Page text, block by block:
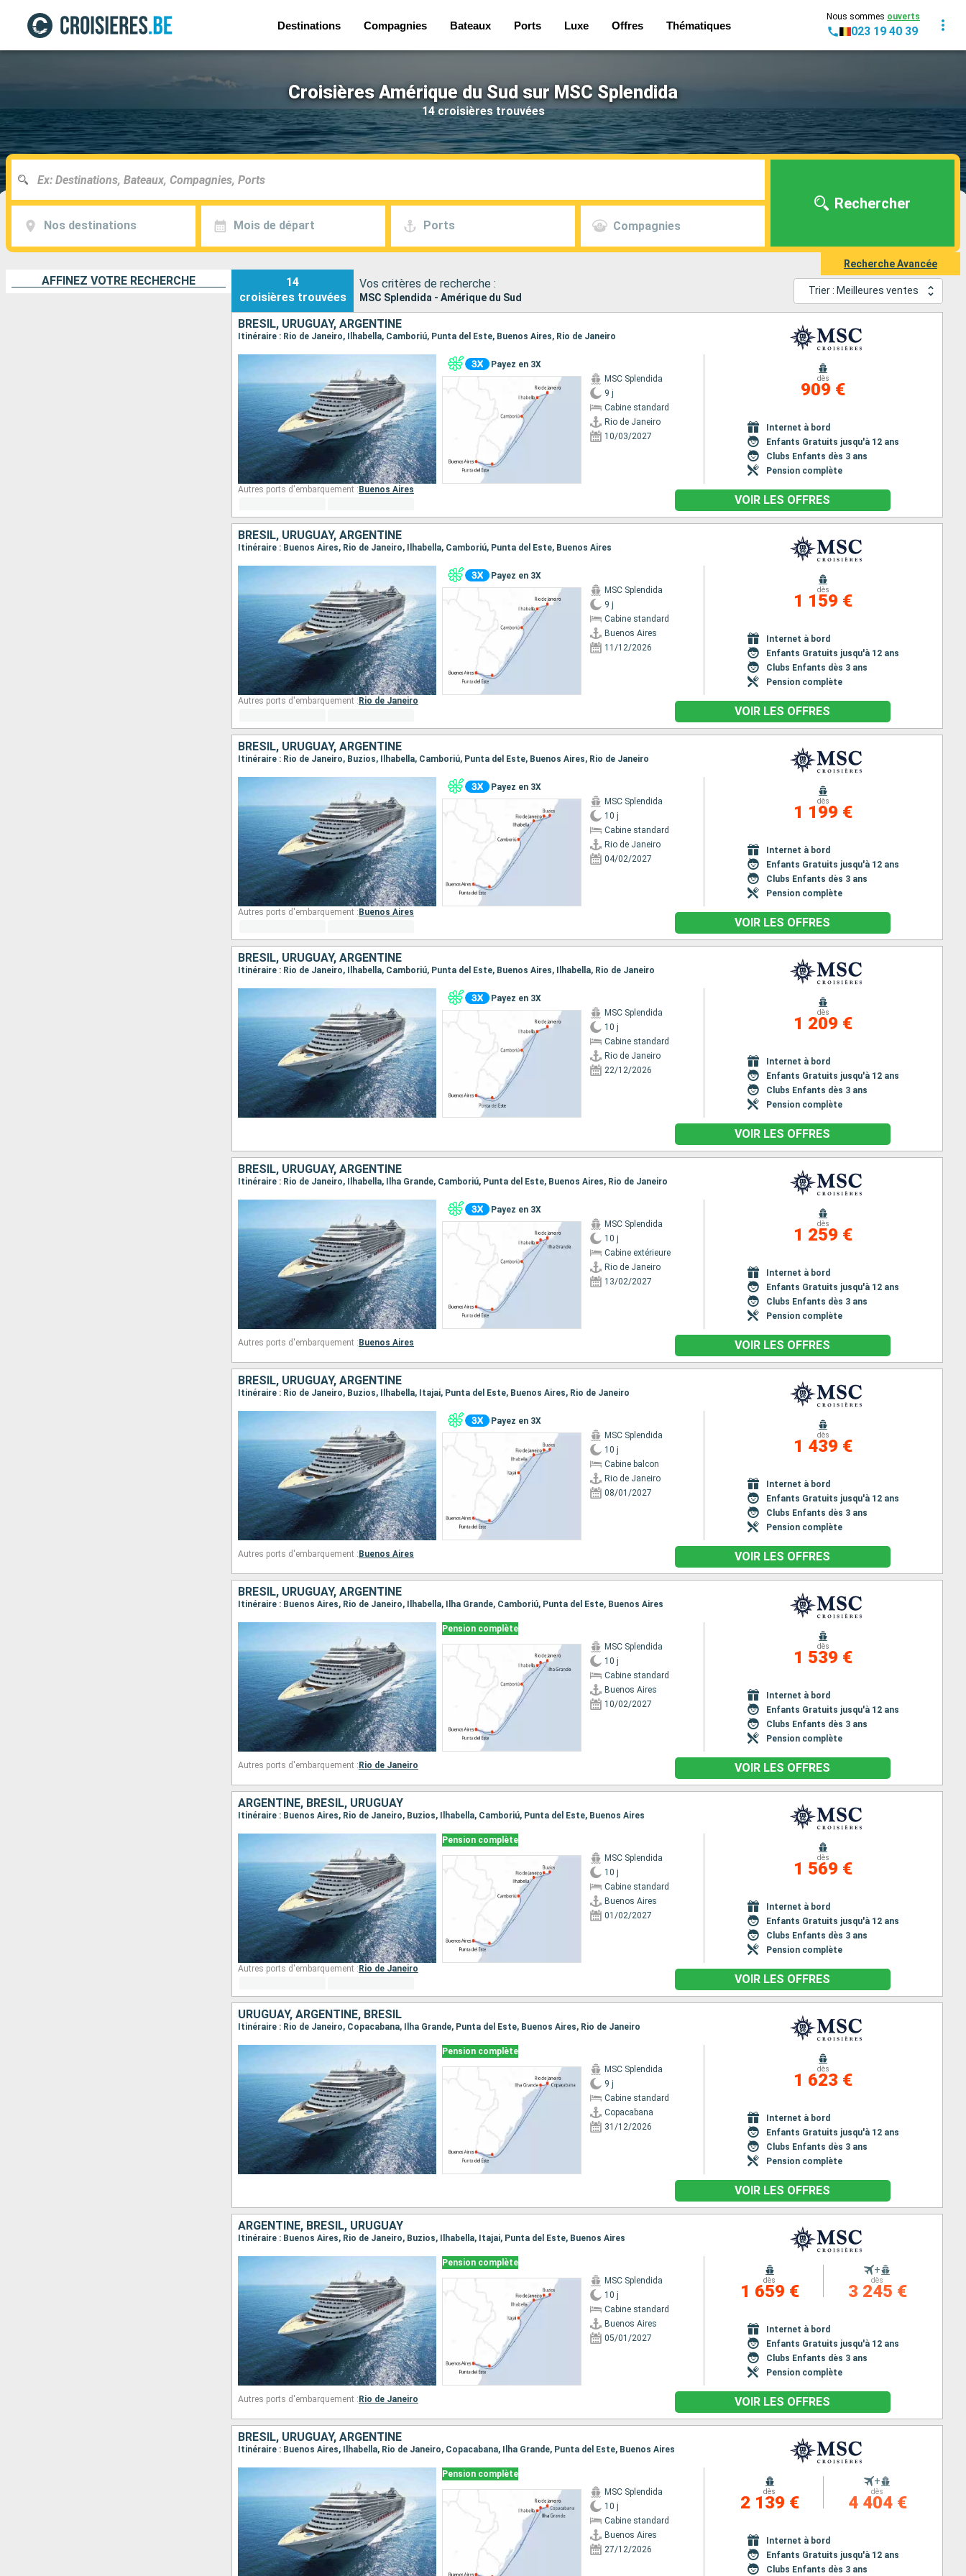
Destinations Compagnies Bateaux Ports Luxe Offres Thématiques
Nous sommes ouverts
023 19 40 39
Croisières Amérique du Sud sur MSC Splendida
14 croisières trouvées
Nos destinations Mois de départ Ports Compagnies
Rechercher
Recherche Avancée
AFFINEZ VOTRE RECHERCHE
14
croisières trouvées
Vos critères de recherche :
MSC Splendida - Amérique du Sud
Trier : Meilleures ventes
BRÉSIL, URUGUAY, ARGENTINE
Itinéraire : Rio de Janeiro, Ilhabella, Camboriú, Punta del Este, Buenos Aires, Rio de Janeiro
Payez en 3X
MSC Splendida
9 j
Cabine standard
Rio de Janeiro
10/03/2027
dès
909 €
Internet à bord
Enfants Gratuits jusqu'à 12 ans
Clubs Enfants dès 3 ans
Pension complète
Autres ports d'embarquement : Buenos Aires
VOIR LES OFFRES
BRÉSIL, URUGUAY, ARGENTINE
Itinéraire : Buenos Aires, Rio de Janeiro, Ilhabella, Camboriú, Punta del Este, Buenos Aires
Payez en 3X
MSC Splendida
9 j
Cabine standard
Buenos Aires
11/12/2026
dès
1 159 €
Internet à bord
Enfants Gratuits jusqu'à 12 ans
Clubs Enfants dès 3 ans
Pension complète
Autres ports d'embarquement : Rio de Janeiro
VOIR LES OFFRES
BRÉSIL, URUGUAY, ARGENTINE
Itinéraire : Rio de Janeiro, Buzios, Ilhabella, Camboriú, Punta del Este, Buenos Aires, Rio de Janeiro
Payez en 3X
MSC Splendida
10 j
Cabine standard
Rio de Janeiro
04/02/2027
dès
1 199 €
Internet à bord
Enfants Gratuits jusqu'à 12 ans
Clubs Enfants dès 3 ans
Pension complète
Autres ports d'embarquement : Buenos Aires
VOIR LES OFFRES
BRÉSIL, URUGUAY, ARGENTINE
Itinéraire : Rio de Janeiro, Ilhabella, Camboriú, Punta del Este, Buenos Aires, Ilhabella, Rio de Janeiro
Payez en 3X
MSC Splendida
10 j
Cabine standard
Rio de Janeiro
22/12/2026
dès
1 209 €
Internet à bord
Enfants Gratuits jusqu'à 12 ans
Clubs Enfants dès 3 ans
Pension complète
VOIR LES OFFRES
BRÉSIL, URUGUAY, ARGENTINE
Itinéraire : Rio de Janeiro, Ilhabella, Ilha Grande, Camboriú, Punta del Este, Buenos Aires, Rio de Janeiro
Payez en 3X
MSC Splendida
10 j
Cabine extérieure
Rio de Janeiro
13/02/2027
dès
1 259 €
Internet à bord
Enfants Gratuits jusqu'à 12 ans
Clubs Enfants dès 3 ans
Pension complète
Autres ports d'embarquement : Buenos Aires VOIR LES OFFRES
BRÉSIL, URUGUAY, ARGENTINE
Itinéraire : Rio de Janeiro, Buzios, Ilhabella, Itajai, Punta del Este, Buenos Aires, Rio de Janeiro
Payez en 3X
MSC Splendida
10 j
Cabine balcon
Rio de Janeiro
08/01/2027
dès
1 439 €
Internet à bord
Enfants Gratuits jusqu'à 12 ans
Clubs Enfants dès 3 ans
Pension complète
Autres ports d'embarquement : Buenos Aires VOIR LES OFFRES
BRÉSIL, URUGUAY, ARGENTINE
Itinéraire : Buenos Aires, Rio de Janeiro, Ilhabella, Ilha Grande, Camboriú, Punta del Este, Buenos Aires
Pension complète
MSC Splendida
10 j
Cabine standard
Buenos Aires
10/02/2027
dès
1 539 €
Internet à bord
Enfants Gratuits jusqu'à 12 ans
Clubs Enfants dès 3 ans
Pension complète
Autres ports d'embarquement : Rio de Janeiro VOIR LES OFFRES
ARGENTINE, BRÉSIL, URUGUAY
Itinéraire : Buenos Aires, Rio de Janeiro, Buzios, Ilhabella, Camboriú, Punta del Este, Buenos Aires
Pension complète
MSC Splendida
10 j
Cabine standard
Buenos Aires
01/02/2027
dès
1 569 €
Internet à bord
Enfants Gratuits jusqu'à 12 ans
Clubs Enfants dès 3 ans
Pension complète
Autres ports d'embarquement : Rio de Janeiro
VOIR LES OFFRES
URUGUAY, ARGENTINE, BRÉSIL
Itinéraire : Rio de Janeiro, Copacabana, Ilha Grande, Punta del Este, Buenos Aires, Rio de Janeiro
Pension complète
MSC Splendida
9 j
Cabine standard
Copacabana
31/12/2026
dès
1 623 €
Internet à bord
Enfants Gratuits jusqu'à 12 ans
Clubs Enfants dès 3 ans
Pension complète
VOIR LES OFFRES
ARGENTINE, BRÉSIL, URUGUAY
Itinéraire : Buenos Aires, Rio de Janeiro, Buzios, Ilhabella, Itajai, Punta del Este, Buenos Aires
Pension complète
MSC Splendida
10 j
Cabine standard
Buenos Aires
05/01/2027
dès
1 659 €
+
dès
3 245 €
Internet à bord
Enfants Gratuits jusqu'à 12 ans
Clubs Enfants dès 3 ans
Pension complète
Autres ports d'embarquement : Rio de Janeiro VOIR LES OFFRES
BRÉSIL, URUGUAY, ARGENTINE
Itinéraire : Buenos Aires, Ilhabella, Rio de Janeiro, Copacabana, Ilha Grande, Punta del Este, Buenos Aires
Pension complète
MSC Splendida
10 j
Cabine standard
Buenos Aires
27/12/2026
dès
2 139 €
+
dès
4 404 €
Internet à bord
Enfants Gratuits jusqu'à 12 ans
Clubs Enfants dès 3 ans